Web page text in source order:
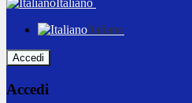
Italiano
Italiano
Accedi
Accedi